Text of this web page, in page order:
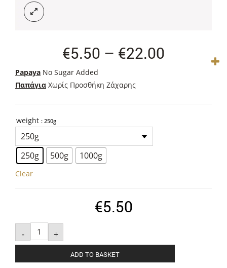
€5.50 – €22.00
Papaya No Sugar Added
Παπάγια Χωρίς Προσθήκη Ζάχαρης
weight : 250g
250g 500g 1000g
Clear
€5.50
-
Natural
Papaya
quantity
+
ADD TO BASKET